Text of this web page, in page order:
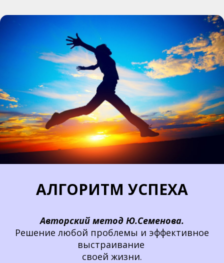
АЛГОРИТМ УСПЕХА
Авторский метод Ю.Семенова.
Решение любой проблемы и эффективное
выстраивание
своей жизни.